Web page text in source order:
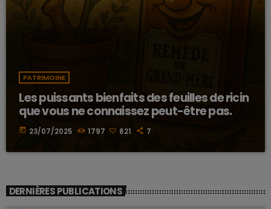
PATRIMOINE
Les puissants bienfaits des feuilles de ricin
que vous ne connaissez peut-être pas.
today 23/07/2025 1797 821 7
DERNIÈRES PUBLICATIONS